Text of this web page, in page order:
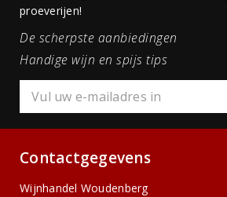
proeverijen!
De scherpste aanbiedingen
Handige wijn en spijs tips
Contactgegevens
Wijnhandel Woudenberg